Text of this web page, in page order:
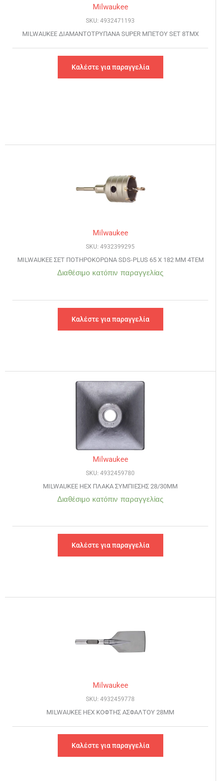
Milwaukee
SKU: 4932471193
MILWAUKEE ΔΙΑΜΑΝΤΟΤΡΥΠΑΝΑ SUPER ΜΠΕΤΟΥ SET 8TMX
Καλέστε για παραγγελία
Milwaukee
SKU: 4932399295
MILWAUKEE ΣΕΤ ΠΟΤΗΡΟΚΟΡΩΝΑ SDS-PLUS 65 X 182 MM 4ΤΕΜ
Διαθέσιμο κατόπιν παραγγελίας
Καλέστε για παραγγελία
Milwaukee
SKU: 4932459780
MILWAUKEE HEX ΠΛΑΚΑ ΣΥΜΠΙΕΣΗΣ 28/30MM
Διαθέσιμο κατόπιν παραγγελίας
Καλέστε για παραγγελία
Milwaukee
SKU: 4932459778
MILWAUKEE HEX ΚΟΦΤΗΣ ΑΣΦΑΛΤΟΥ 28MM
Καλέστε για παραγγελία